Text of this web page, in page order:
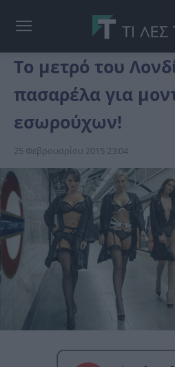
Το μετρό του
πασαρέλα για
εσωρούχων!
25 Φεβρουαρίου 2015 23:04